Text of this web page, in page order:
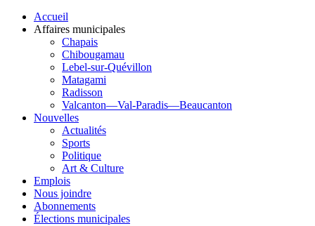
Accueil
Affaires municipales
Chapais
Chibougamau
Lebel-sur-Quévillon
Matagami
Radisson
Valcanton—Val-Paradis—Beaucanton
Nouvelles
Actualités
Sports
Politique
Art & Culture
Emplois
Nous joindre
Abonnements
Élections municipales